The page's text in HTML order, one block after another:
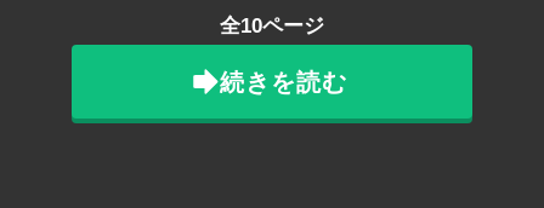
全10ページ
続きを読む